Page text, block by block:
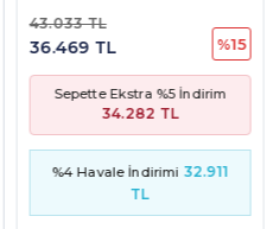
36.469 TL
43.033 TL
%15
Sepette Ekstra %5 İndirim
34.282 TL
%4 Havale İndirimi 32.911
TL